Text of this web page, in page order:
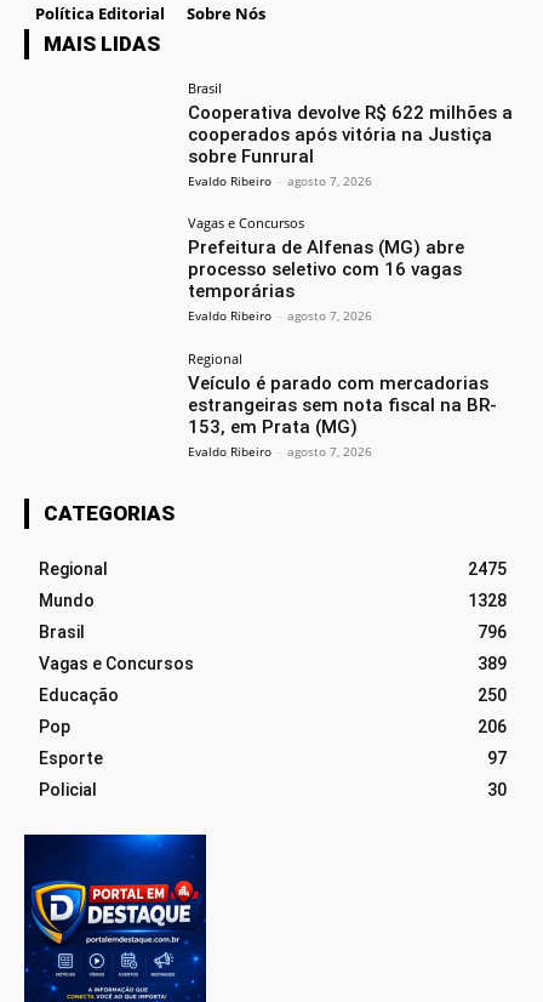
Política Editorial Sobre Nós
MAIS LIDAS
Brasil
Cooperativa devolve R$ 622 milhões a
cooperados após vitória na Justiça
sobre Funrural
Evaldo Ribeiro - agosto 7, 2026
Vagas e Concursos
Prefeitura de Alfenas (MG) abre
processo seletivo com 16 vagas
temporárias
Evaldo Ribeiro - agosto 7, 2026
Regional
Veículo é parado com mercadorias
estrangeiras sem nota fiscal na BR-
153, em Prata (MG)
Evaldo Ribeiro - agosto 7, 2026
CATEGORIAS
Regional
2475
Mundo
1328
Brasil
796
Vagas e Concursos
389
Educação
250
Pop
206
Esporte
97
Policial
30